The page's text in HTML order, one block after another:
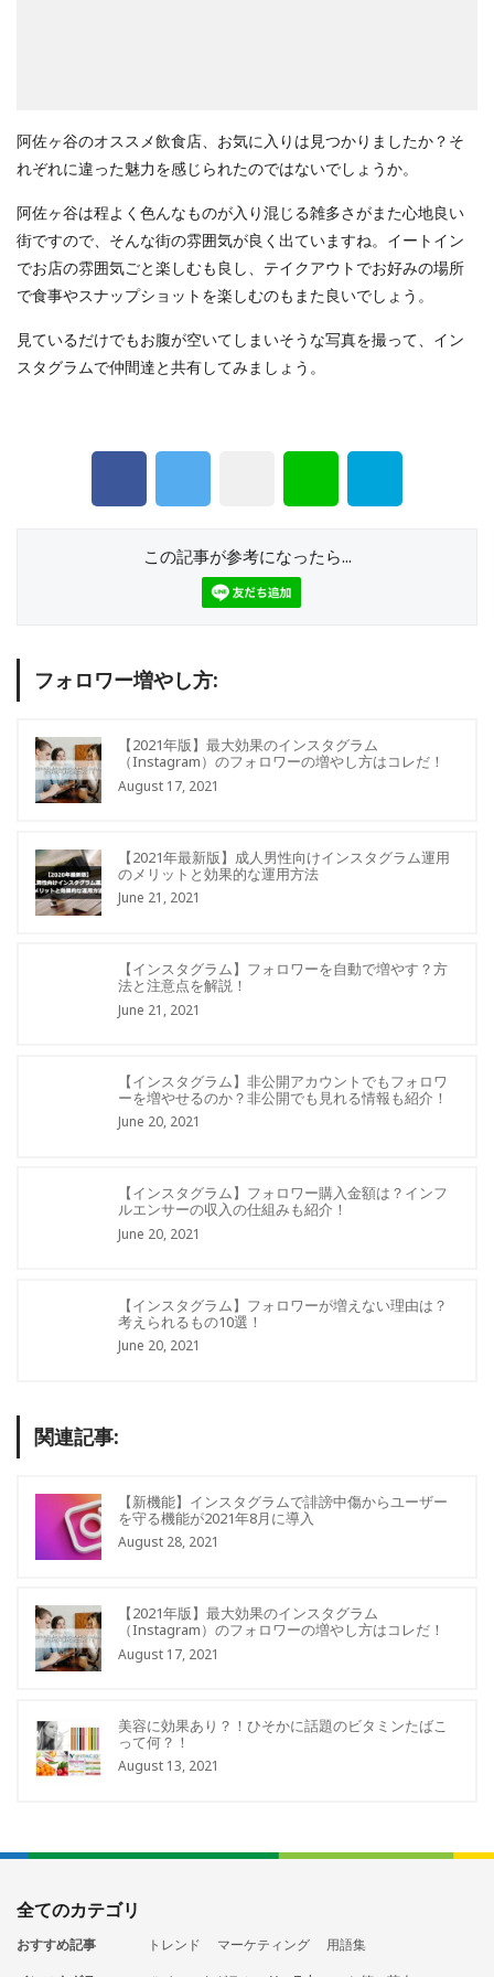
阿佐ヶ谷のオススメ飲食店、お気に入りは見つかりましたか？そ
れぞれに違った魅力を感じられたのではないでしょうか。
阿佐ヶ谷は程よく色んなものが入り混じる雑多さがまた心地良い
街ですので、そんな街の雰囲気が良く出ていますね。イートイン
でお店の雰囲気ごと楽しむも良し、テイクアウトでお好みの場所
で食事やスナップショットを楽しむのもまた良いでしょう。
見ているだけでもお腹が空いてしまいそうな写真を撮って、イン
スタグラムで仲間達と共有してみましょう。
この記事が参考になったら...
フォロワー増やし方:
【2021年版】最大効果のインスタグラム
（Instagram）のフォロワーの増やし方はコレだ！
August 17, 2021
【2021年最新版】成人男性向けインスタグラム運用
のメリットと効果的な運用方法
June 21, 2021
【インスタグラム】フォロワーを自動で増やす？方
法と注意点を解説！
June 21, 2021
【インスタグラム】非公開アカウントでもフォロワ
ーを増やせるのか？非公開でも見れる情報も紹介！
June 20, 2021
【インスタグラム】フォロワー購入金額は？インフ
ルエンサーの収入の仕組みも紹介！
June 20, 2021
【インスタグラム】フォロワーが増えない理由は？
考えられるもの10選！
June 20, 2021
関連記事:
【新機能】インスタグラムで誹謗中傷からユーザー
を守る機能が2021年8月に導入
August 28, 2021
【2021年版】最大効果のインスタグラム
（Instagram）のフォロワーの増やし方はコレだ！
August 17, 2021
美容に効果あり？！ひそかに話題のビタミンたばこ
って何？！
August 13, 2021
全てのカテゴリ
おすすめ記事 トレンド マーケティング
用語集